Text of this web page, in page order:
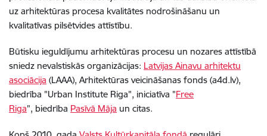
uz arhitektūras procesa kvalitātes nodrošināšanu un
kvalitatīvas pilsētvides attīstību.
Būtisku ieguldījumu arhitektūras procesu un nozares attīstībā
sniedz nevalstiskās organizācijas: Latvijas Ainavu arhitektu
asociācija (LAAA), Arhitektūras veicināšanas fonds (a4d.lv),
biedrība "Urban Institute Riga", iniciatīva "Free
Riga", biedrība Pasīvā Māja un citas.